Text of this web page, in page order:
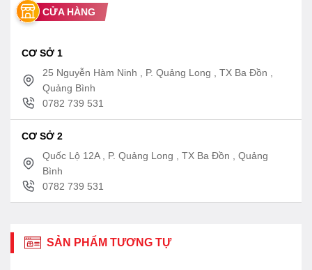
CỬA HÀNG
CƠ SỞ 1
25 Nguyễn Hàm Ninh , P. Quảng Long , TX Ba Đồn ,
Quảng Bình
0782 739 531
CƠ SỞ 2
Quốc Lộ 12A , P. Quảng Long , TX Ba Đồn , Quảng
Bình
0782 739 531
SẢN PHẨM TƯƠNG TỰ